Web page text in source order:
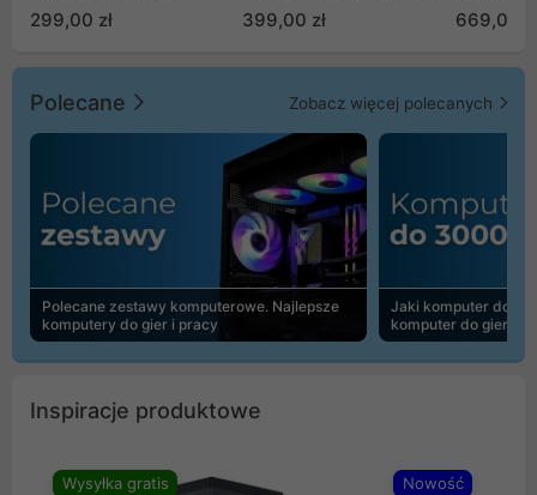
299,00 zł 399,00 zł 669,00
Polecane Zobacz więcej polecanych
Polecane zestawy komputerowe. Najlepsze
komputery do gier i pracy
Jaki komputer do
komputer do gier |
Inspiracje produktowe
Wysyłka gratis Nowość